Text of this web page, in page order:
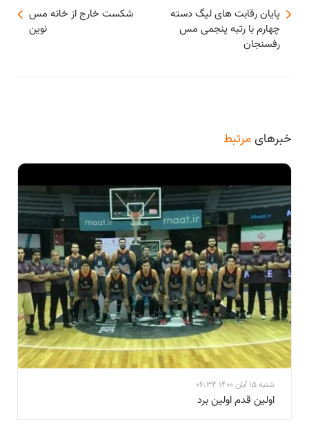
شکست خارج از خانه مس
نوین
پایان رقابت های لیگ دسته
چهارم با رتبه پنجمی مس
رفسنجان
خبرهایمرتبط
شنبه 15 آبان 1400 06:34
اولین قدم اولین برد